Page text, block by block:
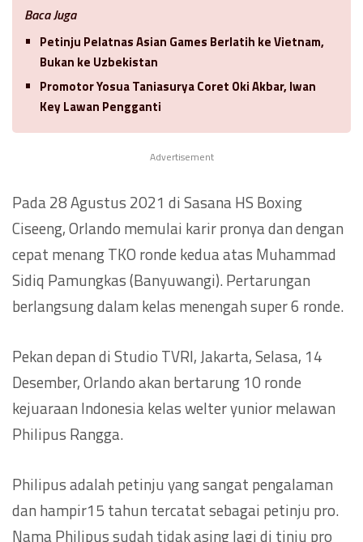
Baca Juga
Petinju Pelatnas Asian Games Berlatih ke Vietnam,
Bukan ke Uzbekistan
Promotor Yosua Taniasurya Coret Oki Akbar, Iwan
Key Lawan Pengganti
Advertisement
Pada 28 Agustus 2021 di Sasana HS Boxing
Ciseeng, Orlando memulai karir pronya dan dengan
cepat menang TKO ronde kedua atas Muhammad
Sidiq Pamungkas (Banyuwangi). Pertarungan
berlangsung dalam kelas menengah super 6 ronde.
Pekan depan di Studio TVRI, Jakarta, Selasa, 14
Desember, Orlando akan bertarung 10 ronde
kejuaraan Indonesia kelas welter yunior melawan
Philipus Rangga.
Philipus adalah petinju yang sangat pengalaman
dan hampir15 tahun tercatat sebagai petinju pro.
Nama Philipus sudah tidak asing lagi di tinju pro